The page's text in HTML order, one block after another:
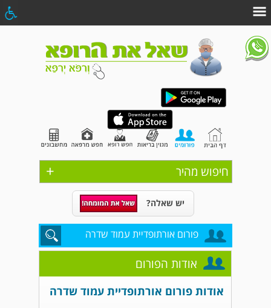
+ חיפוש מהיר
יש שאלה?
פורום אורתופדיית עמוד שדרה
אודות הפורום
אודות פורום אורתופדיית עמוד שדרה